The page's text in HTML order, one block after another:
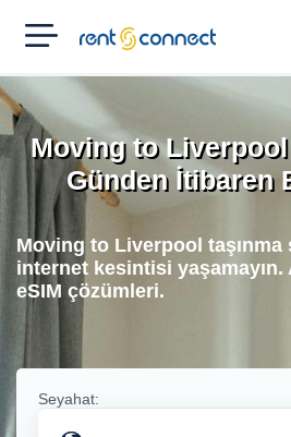
RENT'N
CONNECT
Moving to Liverpool
Günden İtibaren
Moving to Liverpool taşınma
internet kesintisi yaşamayın.
eSIM çözümleri.
Seyahat: